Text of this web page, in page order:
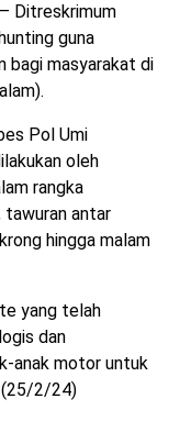
– Ditreskrimum
guna
bagi masyarakat di
Pol Umi
oleh
rangka
tawuran antar
hingga malam
yang telah
dan
anak motor untuk
(25/2/24)